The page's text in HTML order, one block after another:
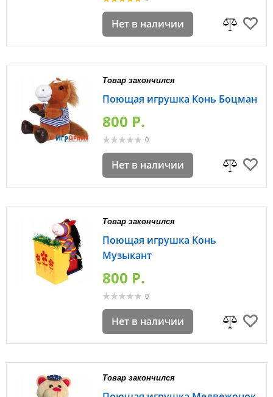
Нет в наличии
Товар закончился
Поющая игрушка Конь Боцман
800 P.
0
Нет в наличии
Товар закончился
Поющая игрушка Конь
Музыкант
800 P.
0
Нет в наличии
Товар закончился